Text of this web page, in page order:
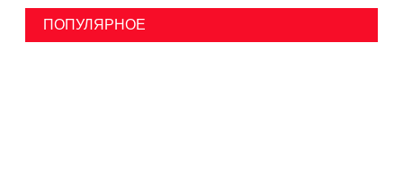
ПОПУЛЯРНОЕ